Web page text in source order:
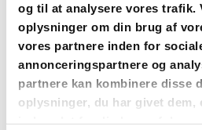
og til at analysere vores trafik.
oplysninger om din brug af
vores partnere inden for
annonceringspartnere og
partnere kan kombinere disse
oplysninger, du har givet dem,